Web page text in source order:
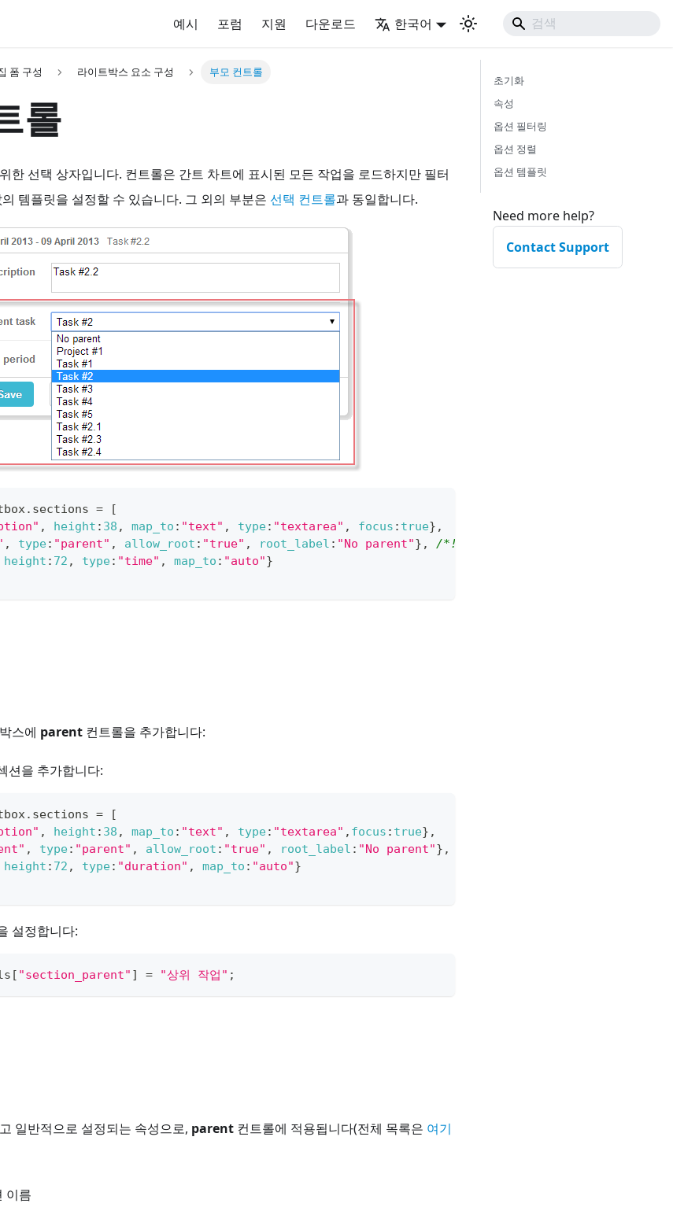
예시 포럼 지원 다운로드 한국어
폼 구성 라이트박스 요소 구성 부모 컨트롤
롤
한 선택 상자입니다. 컨트롤은 간트 차트에 표시된 모든 작업을 로드하지만 필터
템플릿을 설정할 수 있습니다. 그 외의 부분은 선택 컨트롤과 동일합니다.
. sections =
[
, height : 38 , map_to : "text" , type: "textarea" , focus : true} ,
, type: "parent" , allow_root : "true" , root_label : "No parent"} ,
/*!*/
height : 72 , type: "time" , map_to : "auto"}
스에 parent 컨트롤을 추가합니다:
션을 추가합니다:
. sections =
[
, height : 38 , map_to : "text" , type: "textarea" , focus : true} ,
, type: "parent" , allow_root : "true" , root_label : "No parent"} ,
height : 72 , type: "duration" , map_to : "auto"}
설정합니다:
[ "section_parent" ] = "상위 작업" ;
일반적으로 설정되는 속성으로, parent 컨트롤에 적용됩니다(전체 목록은 여기
이름
초기화
속성
옵션 필터링
옵션 정렬
옵션 템플릿
Need more help?
Contact Support